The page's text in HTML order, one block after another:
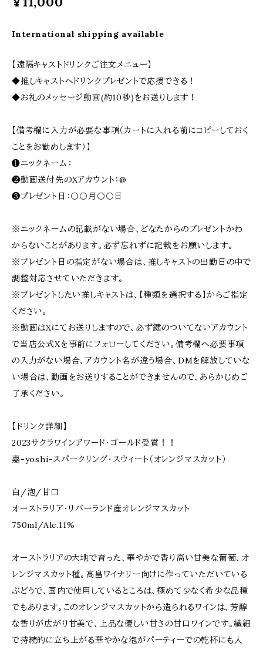
International shipping available
【遠隔キャストドリンクご注文メニュー】
◆推しキャストへドリンクプレゼントで応援できる！
◆お礼のメッセージ動画(約10秒)をお送りします！
【備考欄に入力が必要な事項（カートに入れる前にコピーしておく
ことをお勧めします）】
❶ニックネーム：
❷動画送付先のXアカウント：@
❸プレゼント日：〇〇月〇〇日
※ニックネームの記載がない場合、どなたからのプレゼントかわ
からないことがあります。必ず忘れずに記載をお願いします。
※プレゼント日の指定がない場合は、推しキャストの出勤日の中で
調整対応させていただきます。
※プレゼントしたい推しキャストは、【種類を選択する】からご指定
ください。
※動画はXにてお送りしますので、必ず鍵のついてないアカウント
で当店公式Xを事前にフォローしてください。備考欄へ必要事項
の入力がない場合、アカウント名が違う場合、DMを解放していな
い場合は、動画をお送りすることができませんので、あらかじめご
了承ください。
【ドリンク詳細】
2023サクラワインアワード・ゴールド受賞！！
嘉-yoshi-スパークリング・スウィート（オレンジマスカット）
白/泡/甘口
オーストラリア・リバーランド産オレンジマスカット
750ml/Alc.11%
オーストラリアの大地で育った、華やかで香り高い甘美な葡萄、オ
レンジマスカット種。高畠ワイナリー向けに作っていただいている
ぶどうで、国内で使用しているところは、極めて少なく希少な品種
でもあります。このオレンジマスカットから造られるワインは、芳醇
な香りが広がり甘美で、上品な優しい甘さの甘口ワインです。繊細
で持続的に立ち上がる華やかな泡がパーティーでの乾杯にも人